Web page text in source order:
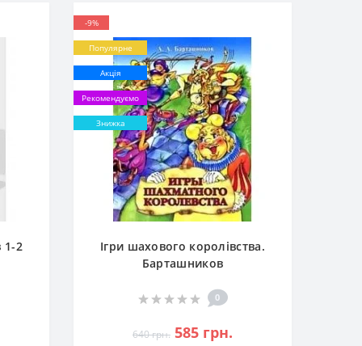
1-2
-9%
Популярне
Акція
Рекомендуємо
Знижка
Ігри шахового королівства.
Барташников
0
640 грн. 585 грн.